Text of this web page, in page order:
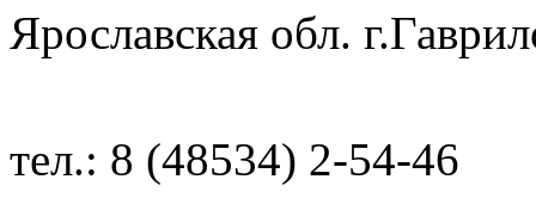
Ярославская обл.
тел.: 8 (48534) 2-54-46